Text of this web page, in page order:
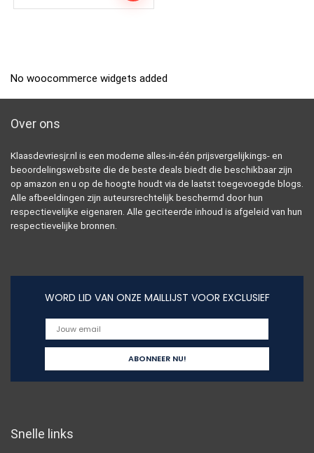
No woocommerce widgets added
Over ons
Klaasdevriesjr.nl is een moderne alles-in-één prijsvergelijkings- en
beoordelingswebsite die de beste deals biedt die beschikbaar zijn
op amazon en u op de hoogte houdt via de laatst toegevoegde blogs.
Alle afbeeldingen zijn auteursrechtelijk beschermd door hun
respectievelijke eigenaren. Alle geciteerde inhoud is afgeleid van hun
respectievelijke bronnen.
WORD LID VAN ONZE MAILLIJST VOOR EXCLUSIEF
Snelle links